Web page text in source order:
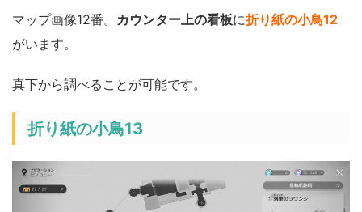
マップ画像12番。 カウンター上の看板に折り紙の小鳥12
がいます。
真下から調べることが可能です。
折り紙の小鳥13